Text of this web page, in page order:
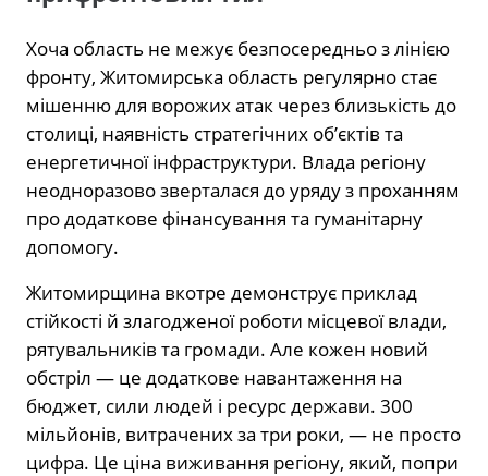
Хоча область не межує безпосередньо з лінією
фронту, Житомирська область регулярно стає
мішенню для ворожих атак через близькість до
столиці, наявність стратегічних об’єктів та
енергетичної інфраструктури. Влада регіону
неодноразово зверталася до уряду з проханням
про додаткове фінансування та гуманітарну
допомогу.
Житомирщина вкотре демонструє приклад
стійкості й злагодженої роботи місцевої влади,
рятувальників та громади. Але кожен новий
обстріл — це додаткове навантаження на
бюджет, сили людей і ресурс держави. 300
мільйонів, витрачених за три роки, — не просто
цифра. Це ціна виживання регіону, який, попри